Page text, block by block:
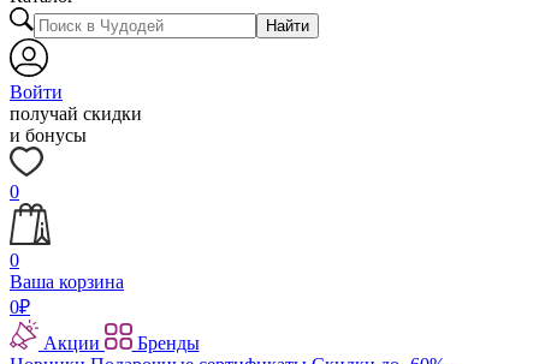
Найти
Войти
получай скидки
и бонусы
0
0
Ваша корзина
0₽
Акции
Бренды